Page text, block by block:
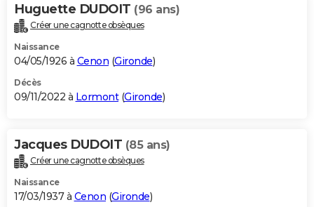
Huguette DUDOIT (96 ans)
Créer une cagnotte obsèques
Naissance
04/05/1926 à Cenon (Gironde)
Décès
09/11/2022 à Lormont(Gironde)
Jacques DUDOIT (85 ans)
Créer une cagnotte obsèques
Naissance
17/03/1937 à Cenon (Gironde)